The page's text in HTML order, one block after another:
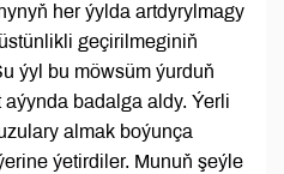
her ýylda artdyrylmagy
geçirilmeginiň
ýyl bu möwsüm ýurduň
badalga aldy. Ýerli
almak boýunça
ýetirdiler. Munuň şeýle